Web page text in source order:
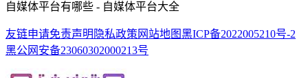
自媒体平台有哪些 - 自媒体平台大全
友链申请免责声明 隐私政策 网站地图黑ICP备2022005210号-2
黑公网安备23060302000213号